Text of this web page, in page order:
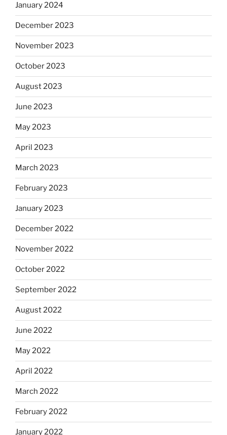
January 2024
December 2023
November 2023
October 2023
August 2023
June 2023
May 2023
April 2023
March 2023
February 2023
January 2023
December 2022
November 2022
October 2022
September 2022
August 2022
June 2022
May 2022
April 2022
March 2022
February 2022
January 2022